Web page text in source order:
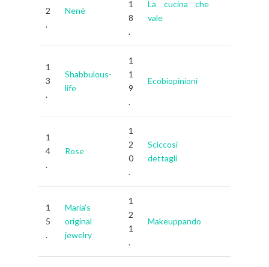
2
.
Nené
1
8
.
La cucina che
vale
1
3
.
Shabbulous-
life
1
1
9
.
Ecobiopinioni
1
4
.
Rose
1
2
0
.
Sciccosi
dettagli
1
5
.
Maria's
original
jewelry
1
2
1
.
Makeuppando